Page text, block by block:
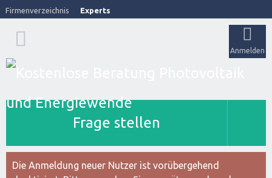
Firmenverzeichnis Experts
Anmelden
Frage stellen
Die Anmeldung neuer Nutzer ist vorübergehend